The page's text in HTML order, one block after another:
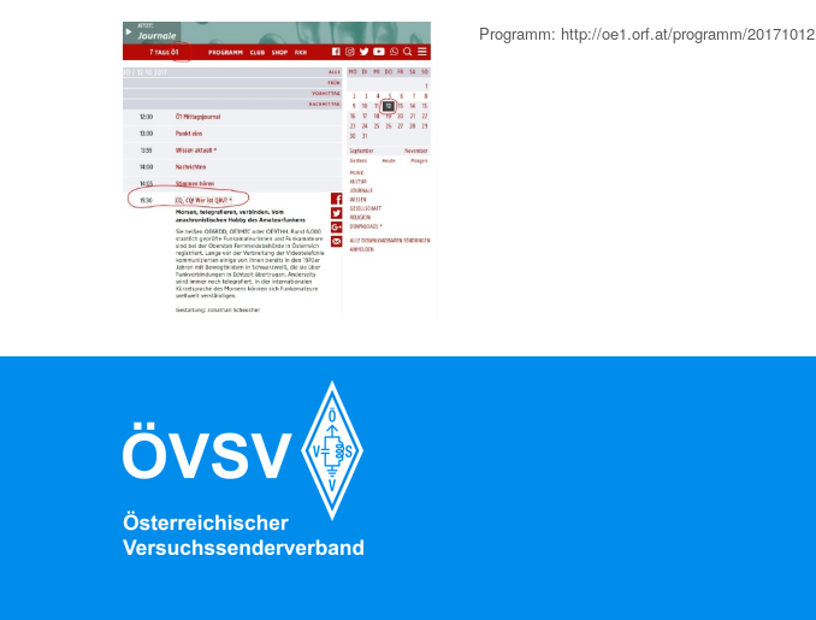
Programm: http://oe1.orf.at/programm/20171012